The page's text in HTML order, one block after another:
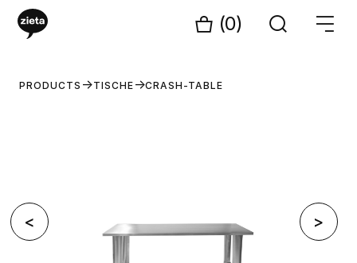
(0)
PRODUCTS TISCHE CRASH-TABLE
< >